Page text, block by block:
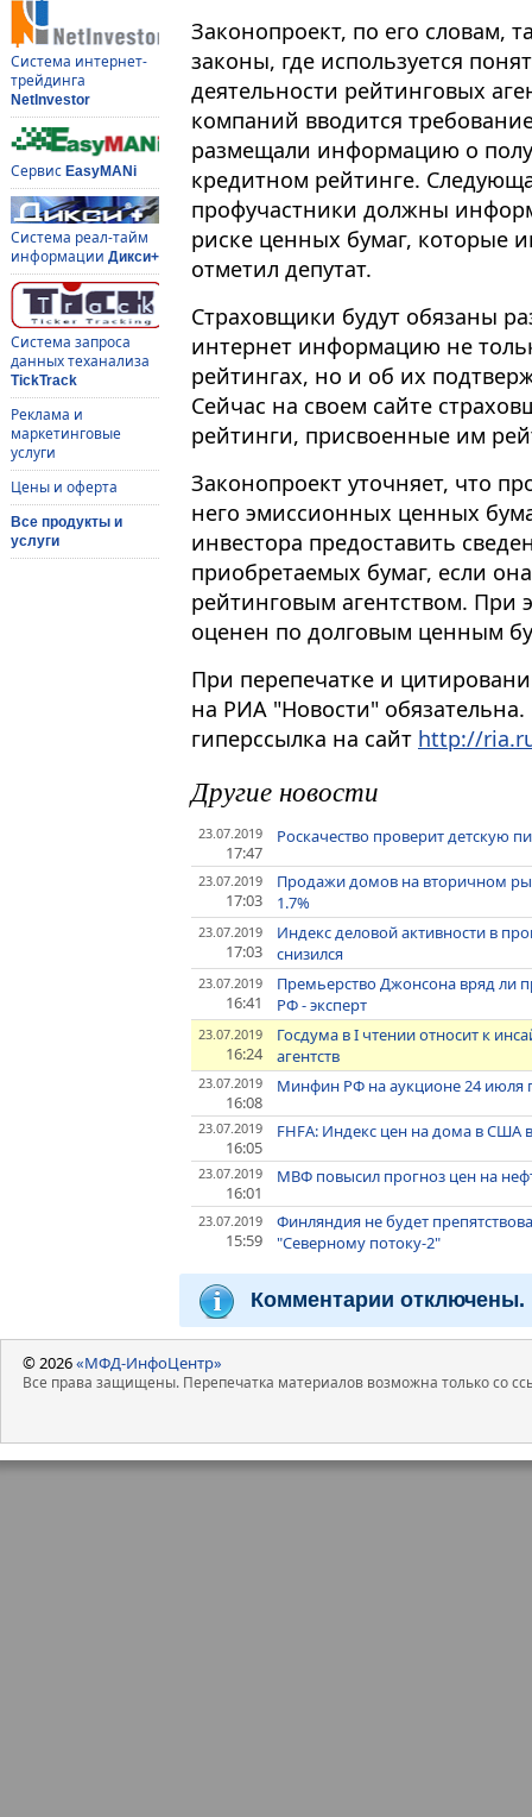
Система интернет-
трейдинга
NetInvestor
Сервис EasyMANi
Система реал-тайм
информации Дикси+
Система запроса
данных теханализа
TickTrack
Реклама и
маркетинговые
услуги
Цены и оферта
Все продукты и
услуги
Законопроект, по его словам,
законы, где используется
деятельности рейтинговых
компаний вводится
размещали информацию о
кредитном рейтинге.
профучастники должны
риске ценных бумаг, которые
отметил депутат.
Страховщики будут обязаны
интернет информацию не
рейтингах, но и об их
Сейчас на своем сайте
рейтинги, присвоенные им
Законопроект уточняет, что
него эмиссионных ценных
инвестора предоставить
приобретаемых бумаг, если
рейтинговым агентством.
оценен по долговым ценным
При перепечатке и
на РИА "Новости"
гиперссылка на сайт http://
Другие новости
23.07.2019
17:47
Роскачество проверит детскую
23.07.2019
17:03
Продажи домов на вторичном
1.7%
23.07.2019
17:03
Индекс деловой активности в
снизился
23.07.2019
16:41
Премьерство Джонсона вряд ли
РФ - эксперт
23.07.2019
16:24
Госдума в I чтении относит к
агентств
23.07.2019
16:08
Минфин РФ на аукционе 24 июля
23.07.2019
16:05
FHFA: Индекс цен на дома в США
23.07.2019
16:01
МВФ повысил прогноз цен на
23.07.2019
15:59
Финляндия не будет
"Северному потоку-2"
Комментарии отключены.
© 2026«МФД-ИнфоЦентр»
Все права защищены. Перепечатка материалов возможна только со